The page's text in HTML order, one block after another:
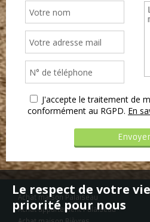
J'accepte le traitement de
conformément au RGPD. En
Achat maison Palaiseau
Achat appartement Palaiseau
Le respect de votre
priorité pour nous